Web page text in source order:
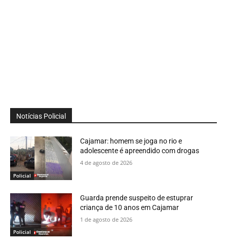
Notícias Policial
Policial
Cajamar: homem se joga no rio e
adolescente é apreendido com drogas
4 de agosto de 2026
Policial
Guarda prende suspeito de estuprar
criança de 10 anos em Cajamar
1 de agosto de 2026